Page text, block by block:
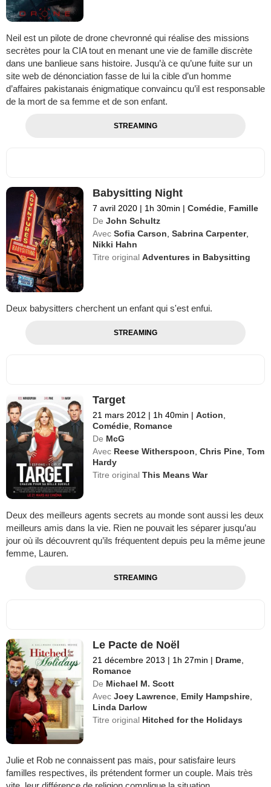
Neil est un pilote de drone chevronné qui réalise des missions
secrètes pour la CIA tout en menant une vie de famille discrète
dans une banlieue sans histoire. Jusqu’à ce qu’une fuite sur un
site web de dénonciation fasse de lui la cible d’un homme
d’affaires pakistanais énigmatique convaincu qu’il est responsable
de la mort de sa femme et de son enfant.
STREAMING
Babysitting Night
7 avril 2020 | 1h 30min | Comédie Famille
De John Schultz
Avec Sofia Carson ,Sabrina Carpenter,
Nikki Hahn
Titre originalAdventures in Babysitting
Deux babysitters cherchent un enfant qui s'est enfui.
STREAMING
Target
21 mars 2012 | 1h 40min | Action
Comédie Romance
De McG
Avec Reese Witherspoon ,Chris Pine ,Tom
Hardy
Titre originalThis Means War
Deux des meilleurs agents secrets au monde sont aussi les deux
meilleurs amis dans la vie. Rien ne pouvait les séparer jusqu’au
jour où ils découvrent qu’ils fréquentent depuis peu la même jeune
femme, Lauren.
STREAMING
Le Pacte de Noël
21 décembre 2013 | 1h 27min | Drame
Romance
De Michael M. Scott
Avec Joey Lawrence Emily Hampshire
Linda Darlow
Titre original Hitched for the Holidays
Julie et Rob ne connaissent pas mais, pour satisfaire leurs
familles respectives, ils prétendent former un couple. Mais très